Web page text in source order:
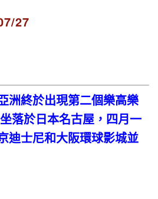
27
洲終於出現第二個樂高樂
落於日本名古屋，四月一
迪士尼和大阪環球影城並